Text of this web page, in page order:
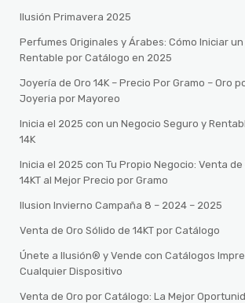
Ilusión Primavera 2025
Perfumes Originales y Árabes: Cómo Iniciar
Rentable por Catálogo en 2025
Joyería de Oro 14K – Precio Por Gramo – Oro
Joyeria por Mayoreo
Inicia el 2025 con un Negocio Seguro y
14K
Inicia el 2025 con Tu Propio Negocio: Venta
14KT al Mejor Precio por Gramo
Ilusion Invierno Campaña 8 – 2024 – 2025
Venta de Oro Sólido de 14KT por Catálogo
Únete a Ilusión® y Vende con Catálogos
Cualquier Dispositivo
Venta de Oro por Catálogo: La Mejor